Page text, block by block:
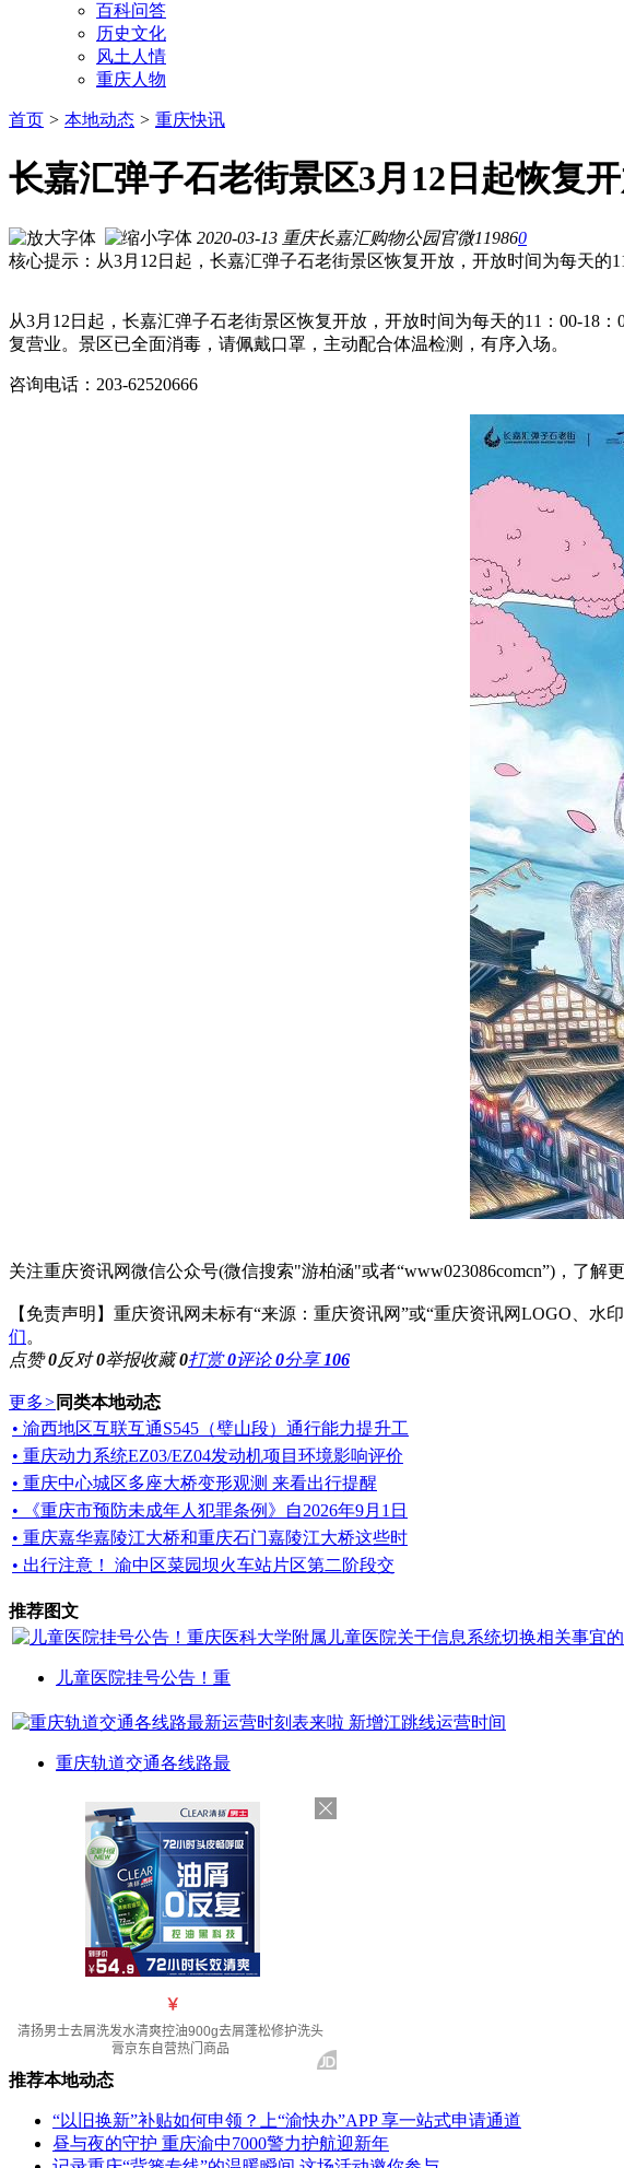
百科问答
历史文化
风土人情
重庆人物
首页 > 本地动态 > 重庆快讯
长嘉汇弹子石老街景区3月12日起恢复
2020-03-13 重庆长嘉汇购物公园官微119860
核心提示：从3月12日起，长嘉汇弹子石老街景区恢复开放，开放时间为每天
从3月12日起，长嘉汇弹子石老街景区恢复开放，开放时间为每天的11：00-18
复营业。景区已全面消毒，请佩戴口罩，主动配合体温检测，有序入场。
咨询电话：203-62520666
关注重庆资讯网微信公众号(微信搜索"游柏涵"或者“www023086comcn”)，了解
【免责声明】重庆资讯网未标有“来源：重庆资讯网”或“重庆资讯网LOGO、
们。
点赞0反对0举报收藏0打赏0评论0分享 106
更多> 同类本地动态
• 渝西地区互联互通S545（璧山段）通行能力提升工
• 重庆动力系统EZ03/EZ04发动机项目环境影响评价
• 重庆中心城区多座大桥变形观测 来看出行提醒
• 《重庆市预防未成年人犯罪条例》自2026年9月1日
• 重庆嘉华嘉陵江大桥和重庆石门嘉陵江大桥这些时
• 出行注意！ 渝中区菜园坝火车站片区第二阶段交
推荐图文
儿童医院挂号公告！重
重庆轨道交通各线路最
推荐本地动态
“以旧换新”补贴如何申领？上“渝快办”APP 享一站式申请通道
昼与夜的守护 重庆渝中7000警力护航迎新年